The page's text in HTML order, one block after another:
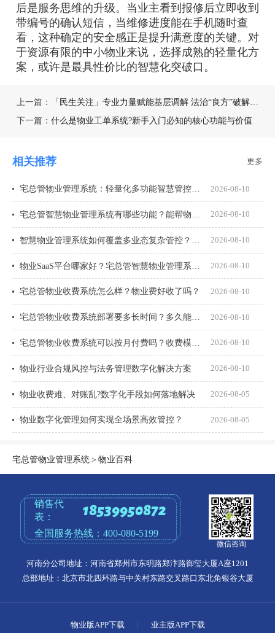
后是服务思维的升级。当业主看到报修后立即收到
带编号的确认短信，当维修进度能在手机随时查
看，这种确定的安全感正是提升满意度的关键。对
于资源有限的中小物业来说，选择成熟的轻量化方
案，或许是最具性价比的智慧化突破口。
上一篇：
「民生关注」专业力量赋能基层调解 法治“良方”破解物业难题
下一篇： 什么是物业工单系统?新手入门必知的核心功能与价值
相关推荐 更多
2026-08-10
2026-08-10
2026-08-10
2026-08-10
宅总管物业收费系统怎么样？物业费好收了吗？ 2026-08-10
2026-08-10
2026-08-10
物业行业合规风控与法务管理数字化解决方案 2026-08-10
物业收费难、对账乱?数字化手段如何落地解决 2026-08-05
物业数字化管理如何实现全场景高效管控？ 2026-08-05
宅总管物业管理系统＞物业百科
销售代
表：
18539950872
全国服务热线：400-080-5199
微信咨询
河南分公司地址：河南省郑州市东明路郑汴路御玺大厦A座1201
总部地址：北京市北四环路与中关村东路交叉路口东北角银谷大厦
物业版APP下载 业主版APP下载